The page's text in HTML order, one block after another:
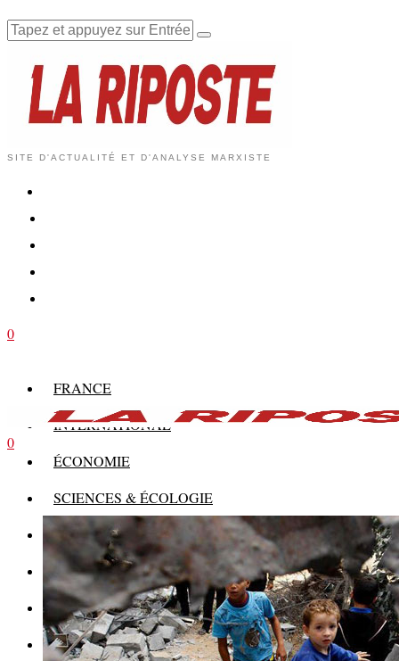
SITE D'ACTUALITÉ ET D'ANALYSE MARXISTE
0
FRANCE
INTERNATIONAL
ÉCONOMIE
SCIENCES & ÉCOLOGIE
HISTOIRE
THÉORIE
CULTURE
MULTIMÉDIAS
0